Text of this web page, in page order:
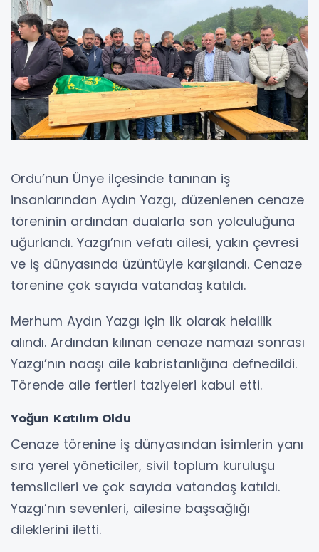
Ordu’nun Ünye ilçesinde tanınan iş
insanlarından Aydın Yazgı, düzenlenen cenaze
töreninin ardından dualarla son yolculuğuna
uğurlandı. Yazgı’nın vefatı ailesi, yakın çevresi
ve iş dünyasında üzüntüyle karşılandı. Cenaze
törenine çok sayıda vatandaş katıldı.
Merhum Aydın Yazgı için ilk olarak helallik
alındı. Ardından kılınan cenaze namazı sonrası
Yazgı’nın naaşı aile kabristanlığına defnedildi.
Törende aile fertleri taziyeleri kabul etti.
Yoğun Katılım Oldu
Cenaze törenine iş dünyasından isimlerin yanı
sıra yerel yöneticiler, sivil toplum kuruluşu
temsilcileri ve çok sayıda vatandaş katıldı.
Yazgı’nın sevenleri, ailesine başsağlığı
dileklerini iletti.